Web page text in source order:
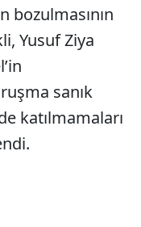
bozulmasının
Yusuf Ziya
sanık
katılmamaları